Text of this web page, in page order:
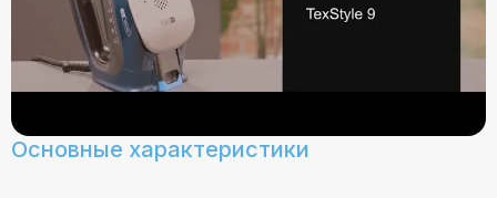
Основные характеристики